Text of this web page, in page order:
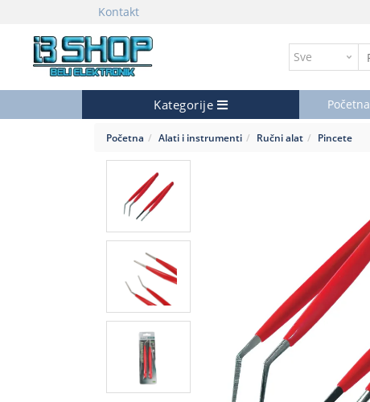
Kontakt
Kategorije Početna
Početna Alati i instrumenti Ručni alat Pincete